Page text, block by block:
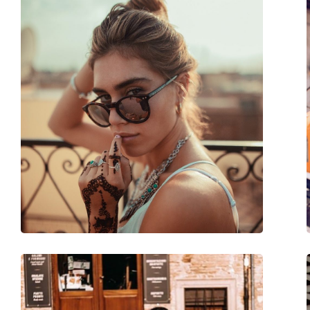
Σχήμα σκελετού:
Χρώμα σκελετού:
Διαστάσεις:
S
Μήκος σκελετού:
128 mm
Μήκος βραχίονα:
145 mm
Γέφυρα:
20 mm
Βάρος:
135 γρ
Ρυθμιζόμενα μαξιλάρια μύτης:
Όχι
Εύκαμπτη άρθρωση:
Όχι
Αξεσουάρ
Παρέχονται με θήκη:
Ναι
Πανί καθαρισμού:
Ναι
Άλλα